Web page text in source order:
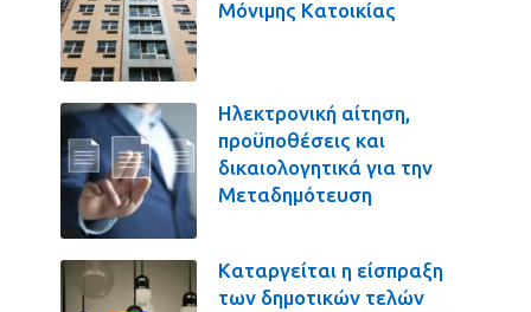
Μόνιμης Κατοικίας
Ηλεκτρονική αίτηση,
προϋποθέσεις και
δικαιολογητικά για την
Μεταδημότευση
Καταργείται η είσπραξη
των δημοτικών τελών